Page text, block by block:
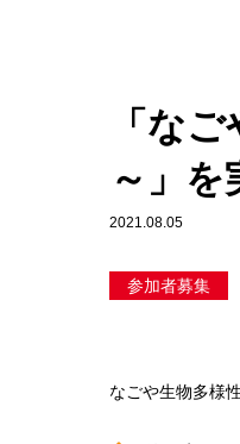
「な
～」を
2021.08.05
参加者募集
なごや生物多様